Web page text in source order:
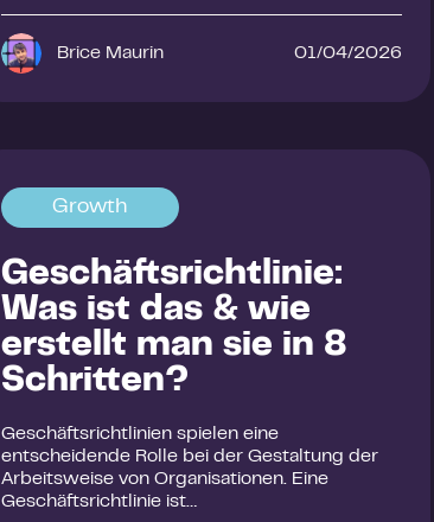
Brice Maurin 01/04/2026
Growth
Geschäftsrichtlinie:
Was ist das & wie
erstellt man sie in 8
Schritten?
Geschäftsrichtlinien spielen eine
entscheidende Rolle bei der Gestaltung der
Arbeitsweise von Organisationen. Eine
Geschäftsrichtlinie ist…